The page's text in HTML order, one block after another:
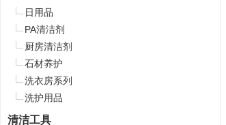
日用品
PA清洁剂
厨房清洁剂
石材养护
洗衣房系列
洗护用品
清洁工具